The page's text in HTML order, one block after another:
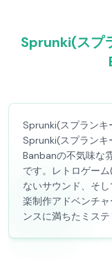
Sprunki(スプ
Sprunki(スプランキ
Sprunki(スプラン
Banbanの不気味な
です。レトロゲー
ないサウンド、そ
楽制作アドベンチ
ンスに満ちたミス